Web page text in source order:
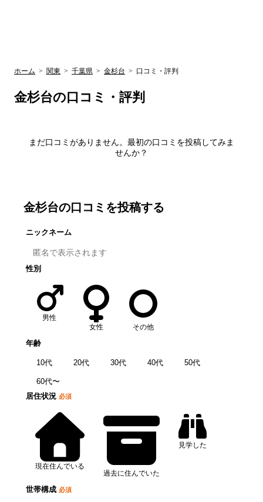
ホーム > 関東 > 千葉県 > 金杉台 > 口コミ・評判
金杉台の口コミ・評判
まだ口コミがありません。最初の口コミを投稿してみま
せんか？
金杉台の口コミを投稿する
ニックネーム
性別
男性
女性
その他
年齢
10代 20代 30代 40代 50代
60代〜
居住状況 必須
現在住んでいる
過去に住んでいた
見学した
世帯構成 必須